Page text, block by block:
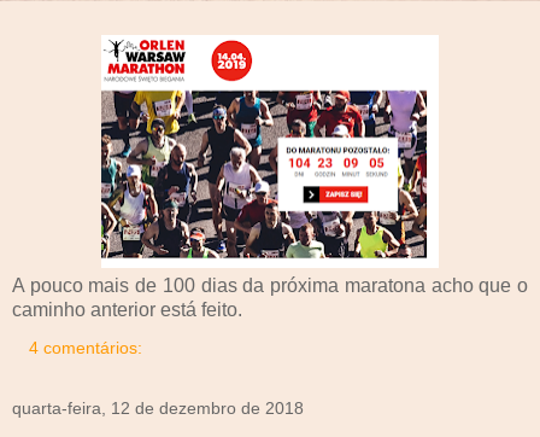
A pouco mais de 100 dias da próxima maratona acho que o
caminho anterior está feito.
4 comentários:
quarta-feira, 12 de dezembro de 2018